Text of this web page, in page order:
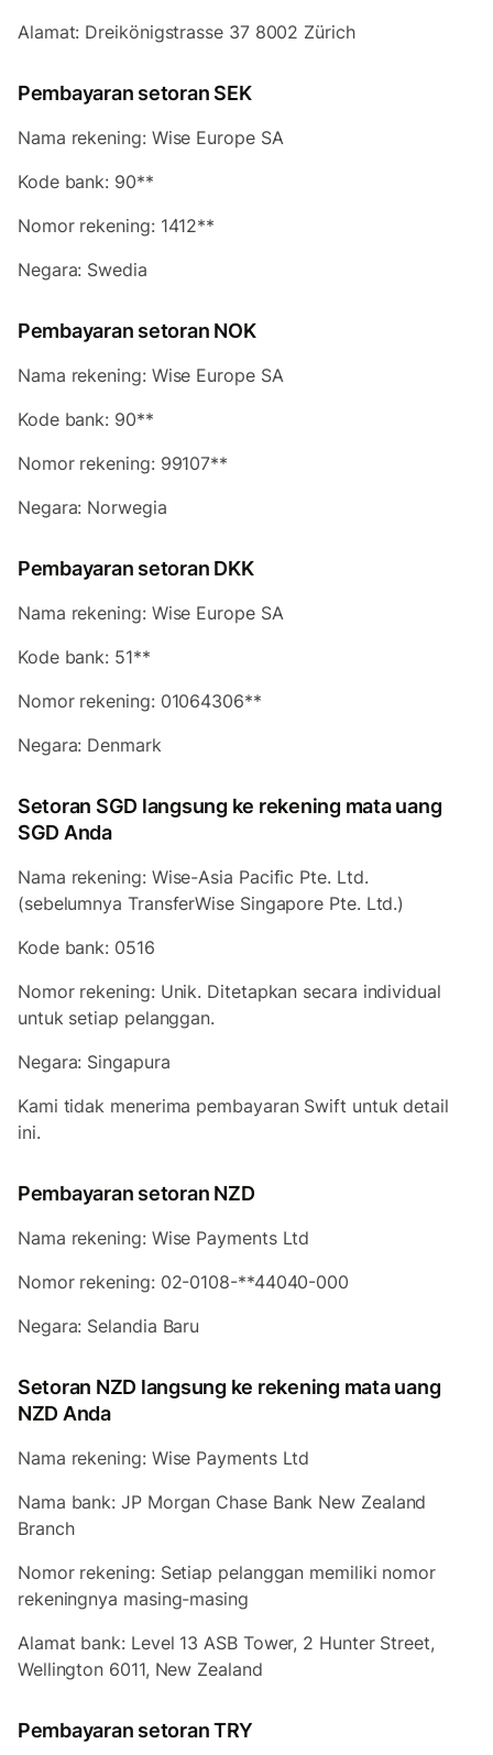
Alamat: Dreikönigstrasse 37 8002 Zürich
Pembayaran setoran SEK
Nama rekening: Wise Europe SA
Kode bank: 90**
Nomor rekening: 1412**
Negara: Swedia
Pembayaran setoran NOK
Nama rekening: Wise Europe SA
Kode bank: 90**
Nomor rekening: 99107**
Negara: Norwegia
Pembayaran setoran DKK
Nama rekening: Wise Europe SA
Kode bank: 51**
Nomor rekening: 01064306**
Negara: Denmark
Setoran SGD langsung ke rekening mata uang
SGD Anda
Nama rekening: Wise-Asia Pacific Pte. Ltd.
(sebelumnya TransferWise Singapore Pte. Ltd.)
Kode bank: 0516
Nomor rekening: Unik. Ditetapkan secara individual
untuk setiap pelanggan.
Negara: Singapura
Kami tidak menerima pembayaran Swift untuk detail
ini.
Pembayaran setoran NZD
Nama rekening: Wise Payments Ltd
Nomor rekening: 02-0108-**44040-000
Negara: Selandia Baru
Setoran NZD langsung ke rekening mata uang
NZD Anda
Nama rekening: Wise Payments Ltd
Nama bank: JP Morgan Chase Bank New Zealand
Branch
Nomor rekening: Setiap pelanggan memiliki nomor
rekeningnya masing-masing
Alamat bank: Level 13 ASB Tower, 2 Hunter Street,
Wellington 6011, New Zealand
Pembayaran setoran TRY